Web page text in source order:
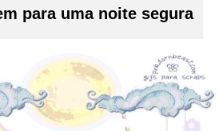
para uma noite segura